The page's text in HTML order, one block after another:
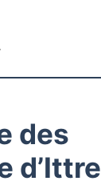
des
d’Ittre